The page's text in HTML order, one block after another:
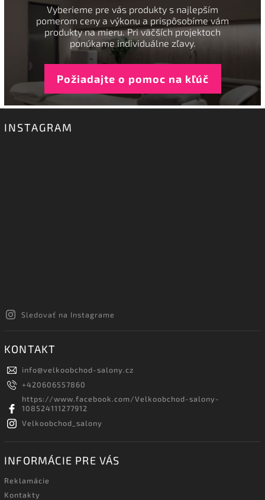
Vyberieme pre vás produkty s najlepším
pomerom ceny a výkonu a prispôsobíme vám
produkty na mieru. Pri väčších projektoch
ponúkame individuálne zľavy.
Požiadajte o pomoc na kľúč
INSTAGRAM
Sledovať na Instagrame
KONTAKT
info@velkoobchod-salony.cz
+420606557860
https://www.facebook.com/Velkoobchod-salony-
108524111277912
Velkoobchod_salony
INFORMÁCIE PRE VÁS
Reklamácie
Kontakty